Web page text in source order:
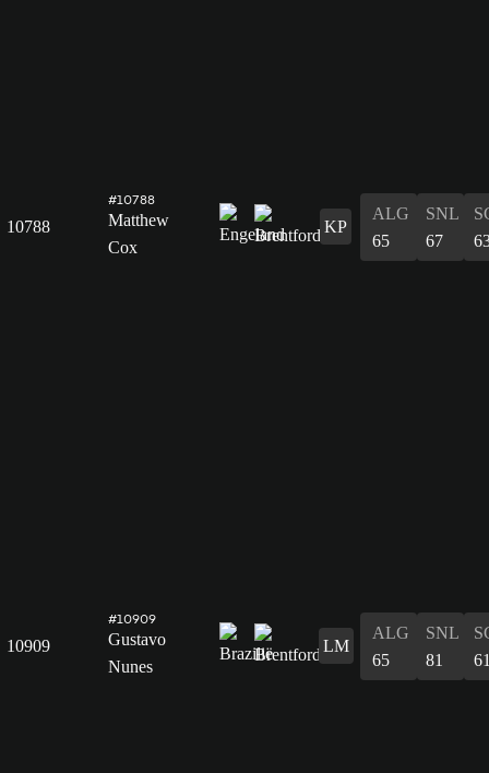
10788
#10788
Matthew
Cox
KP
ALG
65
SNL
67
10909
#10909
Gustavo
Nunes
LM
ALG
65
SNL
81